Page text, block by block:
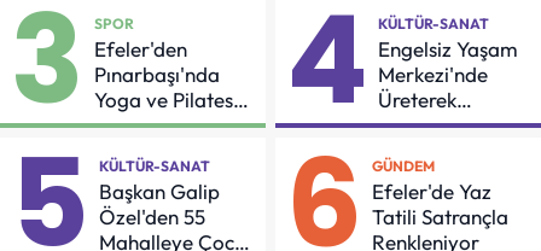
3 SPOR
Efeler'den
Pınarbaşı'nda
Yoga ve Pilates
Buluşması
4 KÜLTÜR-SANAT
Engelsiz Yaşam
Merkezi'nde
Üreterek
Güçleniyorlar
5 KÜLTÜR-SANAT
Başkan Galip
Özel'den 55
Mahalleye Çocuk
6 GÜNDEM
Efeler'de Yaz
Tatili Satrançla
Renkleniyor